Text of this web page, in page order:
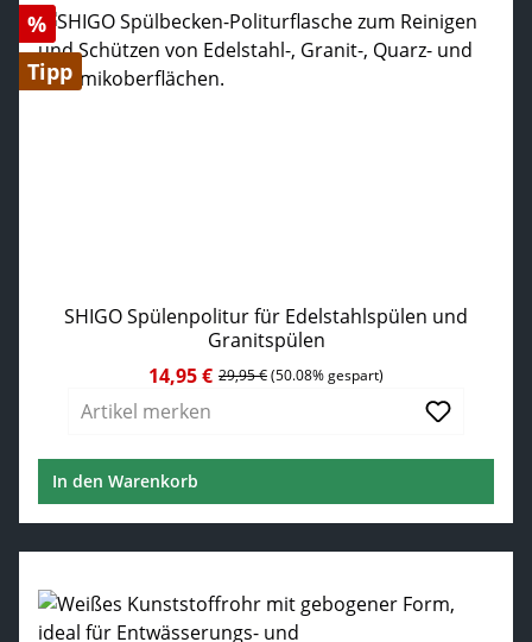
Rabatt
%
Tipp
SHIGO Spülenpolitur für Edelstahlspülen und
Granitspülen
Verkaufspreis:14,95 € Regulärer Preis:
29,95 €(50.08% gespart)
Artikel merken
In den Warenkorb